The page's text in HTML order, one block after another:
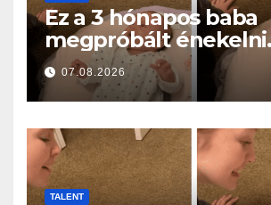
Ez a 3 hónapos baba
megpróbált énekelni
anyával… és milliók
olvasztotta meg
07.08.2026
TALENT